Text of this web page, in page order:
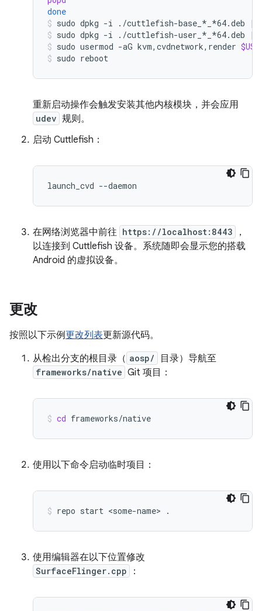
done
sudo dpkg -i ./cuttlefish-base_*_*64.deb
||
sudo dpkg -i ./cuttlefish-user_*_*64.deb
||
sudo usermod -aG kvm,cvdnetwork,render
sudo reboot
重新启动操作会触发安装其他内核模块，并会应用
udev 规则。
启动 Cuttlefish：
在网络浏览器中前往 https://localhost:8443
，
以连接到 Cuttlefish 设备。系统随即会显示您的搭载
Android 的虚拟设备。
更改
按照以下示例更改列表更新源代码。
从检出分支的根目录（ aosp/ 目录）导航至
frameworks/native Git 项目：
cd frameworks/native
使用以下命令启动临时项目：
repo start <some-name> .
使用编辑器在以下位置修改
SurfaceFlinger.cpp ：